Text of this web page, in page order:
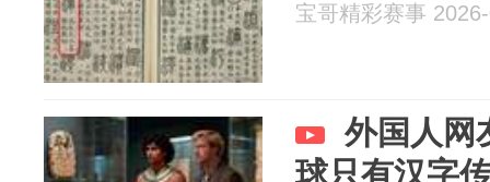
宝哥精彩赛事
外国人网
球只有汉字